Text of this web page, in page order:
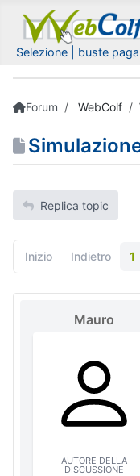
Selezione | buste
Forum WebColf
Replica topic
Inizio Indietro 1
Mauro
AUTORE DELLA
DISCUSSIONE